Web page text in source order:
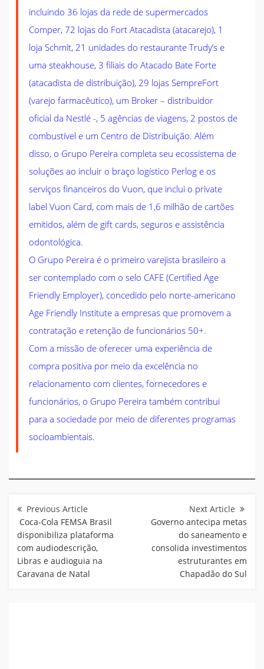
incluindo 36 lojas da rede de supermercados
Comper, 72 lojas do Fort Atacadista (atacarejo), 1
loja Schmit, 21 unidades do restaurante Trudy’s e
uma steakhouse, 3 filiais do Atacado Bate Forte
(atacadista de distribuição), 29 lojas SempreFort
(varejo farmacêutico), um Broker – distribuidor
oficial da Nestlé -, 5 agências de viagens, 2 postos de
combustível e um Centro de Distribuição. Além
disso, o Grupo Pereira completa seu ecossistema de
soluções ao incluir o braço logístico Perlog e os
serviços financeiros do Vuon, que inclui o private
label Vuon Card, com mais de 1,6 milhão de cartões
emitidos, além de gift cards, seguros e assistência
odontológica.
O Grupo Pereira é o primeiro varejista brasileiro a
ser contemplado com o selo CAFE (Certified Age
Friendly Employer), concedido pelo norte-americano
Age Friendly Institute a empresas que promovem a
contratação e retenção de funcionários 50+.
Com a missão de oferecer uma experiência de
compra positiva por meio da excelência no
relacionamento com clientes, fornecedores e
funcionários, o Grupo Pereira também contribui
para a sociedade por meio de diferentes programas
socioambientais.
de
Post
Coca-Cola FEMSA Brasil
disponibiliza plataforma
com audiodescrição,
Libras e audioguia na
Caravana de Natal
Governo antecipa metas
do saneamento e
consolida investimentos
estruturantes em
Chapadão do Sul